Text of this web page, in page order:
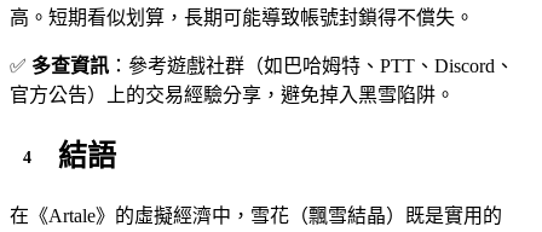
高。短期看似划算，長期可能導致帳號封鎖得不償失。
✅ 多查資訊 ：參考遊戲社群（如巴哈姆特、PTT、Discord、
官方公告）上的交易經驗分享，避免掉入黑雪陷阱。
結語
在《Artale》的虛擬經濟中，雪花（飄雪結晶）既是實用的